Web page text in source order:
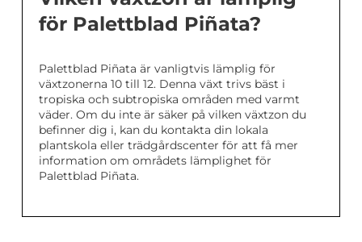
för Palettblad Piñata?
Palettblad Piñata är vanligtvis lämplig för
växtzonerna 10 till 12. Denna växt trivs bäst i
tropiska och subtropiska områden med varmt
väder. Om du inte är säker på vilken växtzon du
befinner dig i, kan du kontakta din lokala
plantskola eller trädgårdscenter för att få mer
information om områdets lämplighet för
Palettblad Piñata.